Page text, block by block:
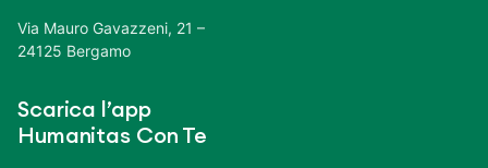
Via Mauro Gavazzeni, 21 –
24125 Bergamo
Scarica l’app
Humanitas Con Te